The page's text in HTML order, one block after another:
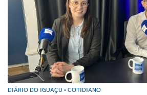
DIÁRIO DO IGUAÇU • COTIDIANO